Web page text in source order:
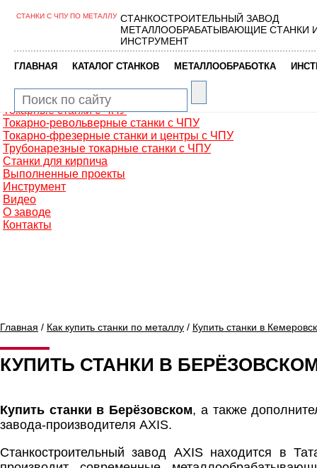
Главная
Фрезерные обрабатывающие центры
Сверлильно-фрезерные станки
Промышленные роботы манипуляторы
Токарные автоматы с ЧПУ
Токарные станки с ЧПУ
Токарно-револьверные станки с ЧПУ
Токарно-фрезерные станки и центры с ЧПУ
Трубонарезные токарные станки с ЧПУ
Станки для кирпича
Выполненные проекты
Инструмент
Видео
О заводе
Контакты
СТАНКИ С ЧПУ ПО МЕТАЛЛУ СТАНКОСТРОИТЕЛЬНЫЙ ЗАВОД
МЕТАЛЛООБРАБАТЫВАЮЩИЕ СТАНКИ
ИНСТРУМЕНТ
ГЛАВНАЯ КАТАЛОГ СТАНКОВ МЕТАЛЛООБРАБОТКА
Главная / Как купить станки по металлу / Купить станки в
КУПИТЬ СТАНКИ В
Купить станки в Берёзовском, а также
завода-производителя AXIS.
Станкостроительный завод AXIS находится в